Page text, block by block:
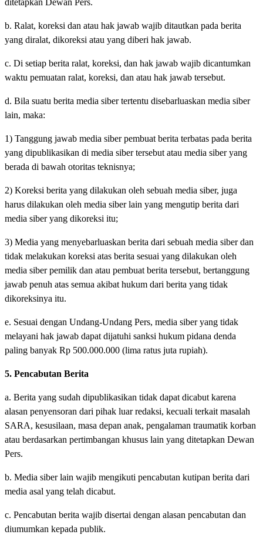
b. Ralat, koreksi dan atau hak jawab wajib ditautkan pada berita
yang diralat, dikoreksi atau yang diberi hak jawab.
c. Di setiap berita ralat, koreksi, dan hak jawab wajib dicantumkan
waktu pemuatan ralat, koreksi, dan atau hak jawab tersebut.
d. Bila suatu berita media siber tertentu disebarluaskan media siber
lain, maka:
1) Tanggung jawab media siber pembuat berita terbatas pada berita
yang dipublikasikan di media siber tersebut atau media siber yang
berada di bawah otoritas teknisnya;
2) Koreksi berita yang dilakukan oleh sebuah media siber, juga
harus dilakukan oleh media siber lain yang mengutip berita dari
media siber yang dikoreksi itu;
3) Media yang menyebarluaskan berita dari sebuah media siber dan
tidak melakukan koreksi atas berita sesuai yang dilakukan oleh
media siber pemilik dan atau pembuat berita tersebut, bertanggung
jawab penuh atas semua akibat hukum dari berita yang tidak
dikoreksinya itu.
e. Sesuai dengan Undang-Undang Pers, media siber yang tidak
melayani hak jawab dapat dijatuhi sanksi hukum pidana denda
paling banyak Rp 500.000.000 (lima ratus juta rupiah).
5. Pencabutan Berita
a. Berita yang sudah dipublikasikan tidak dapat dicabut karena
alasan penyensoran dari pihak luar redaksi, kecuali terkait masalah
SARA, kesusilaan, masa depan anak, pengalaman traumatik korban
atau berdasarkan pertimbangan khusus lain yang ditetapkan Dewan
Pers.
b. Media siber lain wajib mengikuti pencabutan kutipan berita dari
media asal yang telah dicabut.
c. Pencabutan berita wajib disertai dengan alasan pencabutan dan
diumumkan kepada publik.